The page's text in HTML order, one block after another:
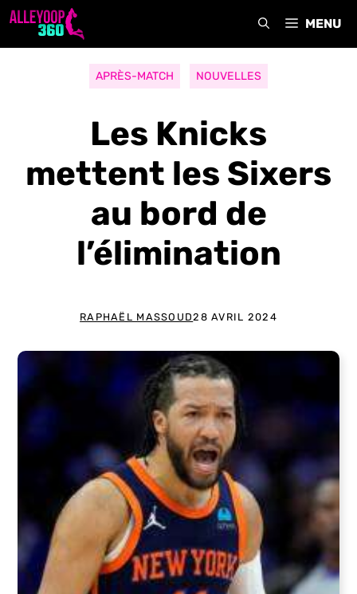
Aller
MENU
APRÈS-MATCH NOUVELLES
Les Knicks
mettent les Sixers
au bord de
l’élimination
RAPHAËL MASSOUD28 AVRIL 2024